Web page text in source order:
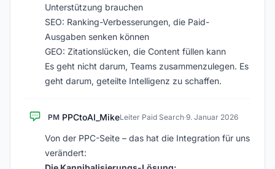
Unterstützung brauchen
SEO: Ranking-Verbesserungen, die Paid-
Ausgaben senken können
GEO: Zitationslücken, die Content füllen kann
Es geht nicht darum, Teams zusammenzulegen. Es
geht darum, geteilte Intelligenz zu schaffen.
PM PPCtoAI_MikeLeiter Paid Search·9. Januar 2026
Von der PPC-Seite – das hat die Integration für uns
verändert: